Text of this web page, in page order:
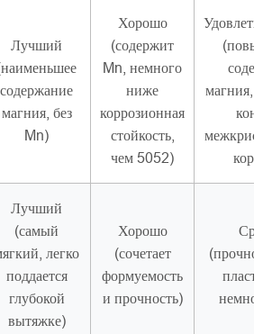
Лучший
содержание
магния, без
Mn)
Хорошо
(содержит
Mn, немного
ниже
коррозионная
стойкость,
чем 5052)
магния,
Лучший
(самый
легко
поддается
глубокой
вытяжке)
Хорошо
(сочетает
формуемость
и прочность)